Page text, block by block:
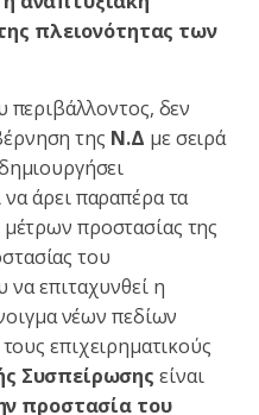
πλειονότητας των
περιβάλλοντος, δεν
της Ν.Δ με σειρά
να άρει παραπέρα τα
προστασίας της
του
να επιταχυνθεί η
νέων πεδίων
επιχειρηματικούς
Συσπείρωσης είναι
προστασία του